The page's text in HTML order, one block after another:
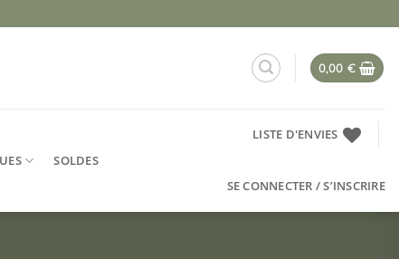
0,00 €
SOLDES
LISTE D'ENVIES
SE CONNECTER / S’INSCRIRE